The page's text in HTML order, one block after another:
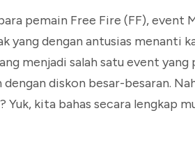
pemain Free Fire (FF), event
yang dengan antusias menanti
menjadi salah satu event
dengan diskon besar-besaran.
Yuk, kita bahas secara lengkap